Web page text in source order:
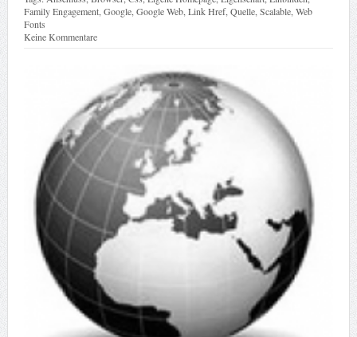
Family Engagement, Google, Google Web, Link Href, Quelle, Scalable, Web
Fonts
Keine Kommentare